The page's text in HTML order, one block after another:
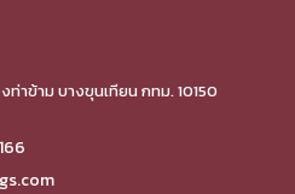
าข้าม บางขุนเทียน กทม. 10150